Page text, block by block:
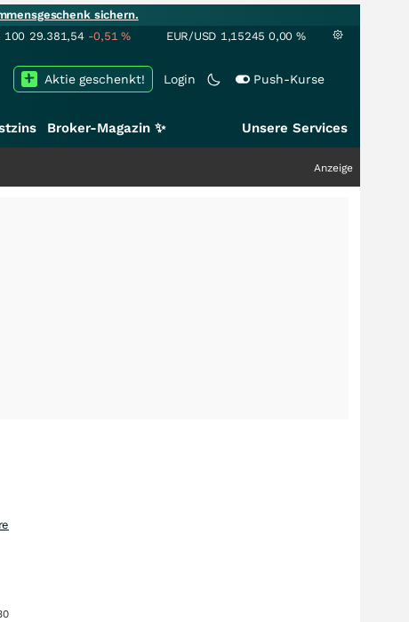
sichern.
100 29.381,54 -0,51% EUR/USD 1,15245 0,00 %
Login Push-Kurse
Aktie geschenkt!
Broker-Magazin ✨ Unsere Services
Anzeige